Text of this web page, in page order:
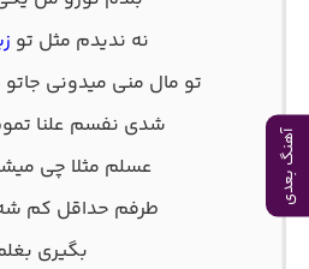
آهنگ بعدی
نه ندیدم مثل تو
تو مال منی میدونی
شدی نفسم علنا
عسلم مثلا چی
طرفم حداقل کم
بگیری